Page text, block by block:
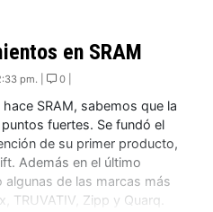
en SRAM
pm. | 0 |
SRAM, sabemos que la
fuertes. Se fundó el
de su primer producto,
Además en el último
de las marcas más
TRUVATIV, Zipp y Quarq.